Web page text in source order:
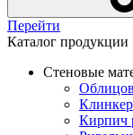
Перейти
Каталог продукции
Стеновые
Кирпич